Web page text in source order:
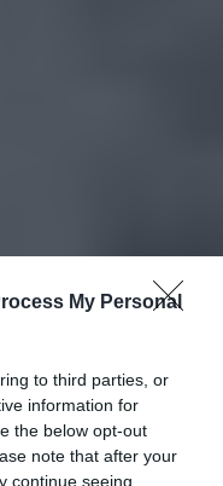
My Personal
to third parties, or
information for
the below opt-out
note that after your
continue seeing